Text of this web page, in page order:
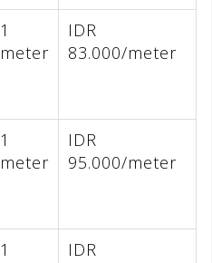
1
meter
IDR
83.000/meter
1
meter
IDR
95.000/meter
1
IDR